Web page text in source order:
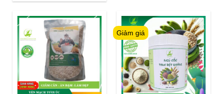
Giảm giá